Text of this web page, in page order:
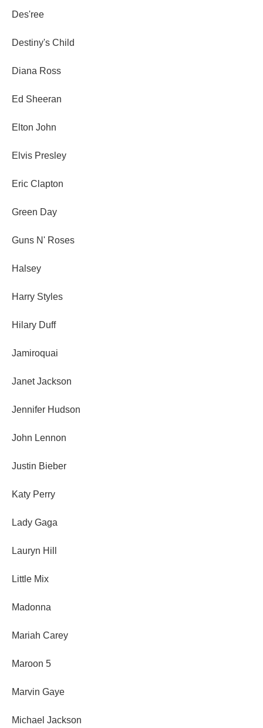
Des'ree
Destiny's Child
Diana Ross
Ed Sheeran
Elton John
Elvis Presley
Eric Clapton
Green Day
Guns N' Roses
Halsey
Harry Styles
Hilary Duff
Jamiroquai
Janet Jackson
Jennifer Hudson
John Lennon
Justin Bieber
Katy Perry
Lady Gaga
Lauryn Hill
Little Mix
Madonna
Mariah Carey
Maroon 5
Marvin Gaye
Michael Jackson